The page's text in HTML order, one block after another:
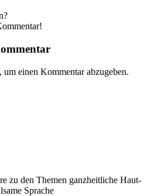
um einen Kommentar abzugeben.
zu den Themen ganzheitliche Haut-
Sprache